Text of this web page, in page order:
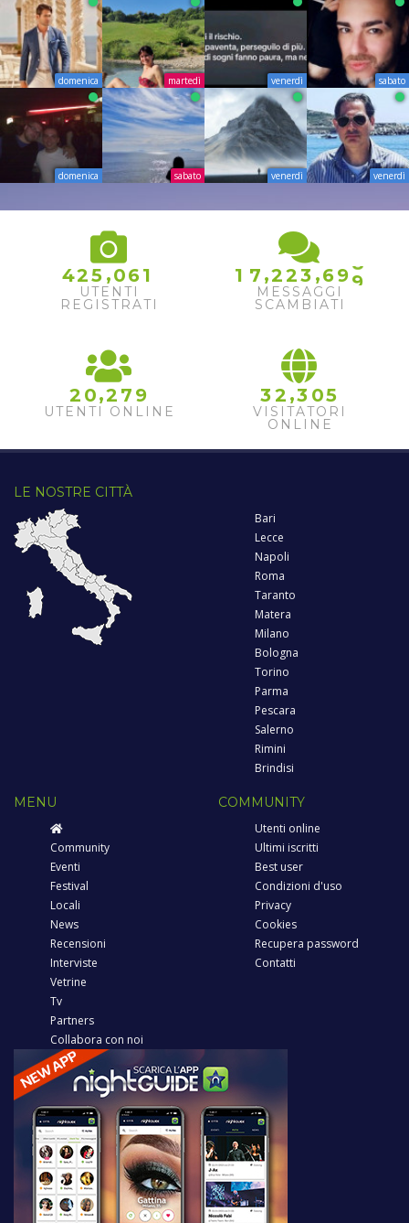
domenica martedì venerdì sabato
domenica sabato venerdì venerdì
425 ,061
UTENTI
REGISTRATI
1 7 ,223 ,699
MESSAGGI
SCAMBIATI
2 0,2 7 9
UTENTI ONLINE
32 ,3 05
VISITATORI
ONLINE
LE NOSTRE CITTÀ
Bari
Lecce
Napoli
Roma
Taranto
Matera
Milano
Bologna
Torino
Parma
Pescara
Salerno
Rimini
Brindisi
MENU
Community
Eventi
Festival
Locali
News
Recensioni
Interviste
Vetrine
Tv
Partners
Collabora con noi
COMMUNITY
Utenti online
Ultimi iscritti
Best user
Condizioni d'uso
Privacy
Cookies
Recupera password
Contatti